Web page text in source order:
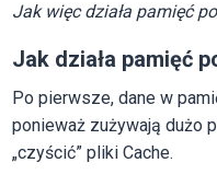
Jak więc działa pamięć
Jak działa pamięć
Po pierwsze, dane w
ponieważ zużywają dużo
„czyścić” pliki Cache.